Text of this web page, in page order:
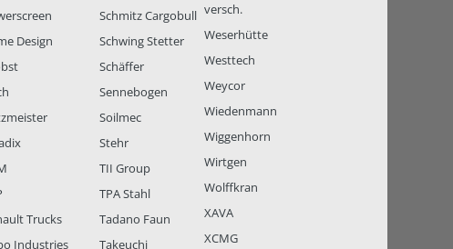
Design
Trucks
Industries
Schmitz Cargobull
Schwing Stetter
Schäffer
Sennebogen
Soilmec
Stehr
TII Group
TPA Stahl
Tadano Faun
Takeuchi
versch.
Weserhütte
Westtech
Weycor
Wiedenmann
Wiggenhorn
Wirtgen
Wolffkran
XAVA
XCMG